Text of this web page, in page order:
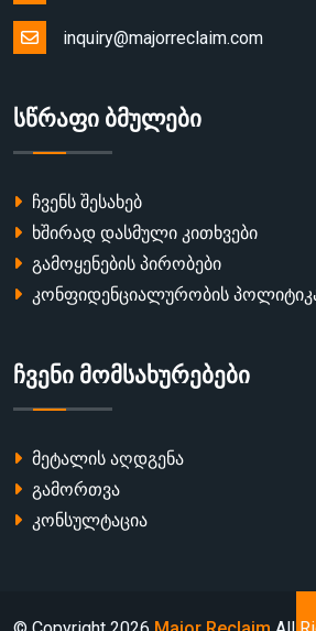
inquiry@majorreclaim.com
სწრაფი ბმულები
ჩვენს შესახებ
ხშირად დასმული კითხვები
გამოყენების პირობები
კონფიდენციალურობის
ჩვენი მომსახურებები
მეტალის აღდგენა
გამორთვა
კონსულტაცია